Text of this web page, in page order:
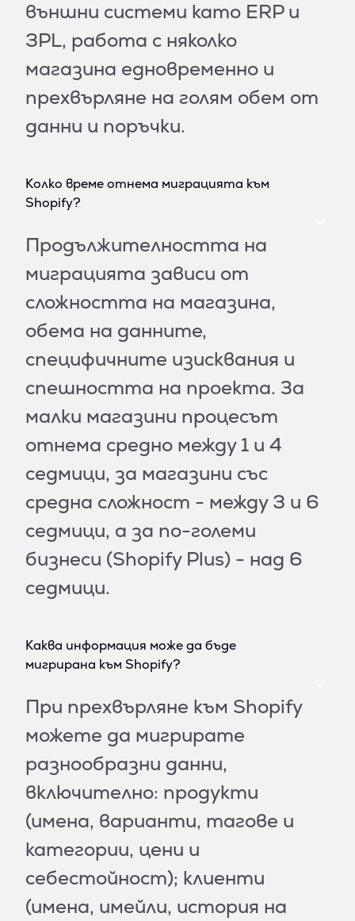
външни системи като ERP и
3PL, работа с няколко
магазина едновременно и
прехвърляне на голям обем от
данни и поръчки.
Колко време отнема миграцията към
Shopify?
Продължителността на
миграцията зависи от
сложността на магазина,
обема на данните,
специфичните изисквания и
спешността на проекта. За
малки магазини процесът
отнема средно между 1 и 4
седмици, за магазини със
средна сложност - между 3 и 6
седмици, а за по-големи
бизнеси (Shopify Plus) - над 6
седмици.
Каква информация може да бъде
мигрирана към Shopify?
При прехвърляне към Shopify
можете да мигрирате
разнообразни данни,
включително: продукти
(имена, варианти, тагове и
категории, цени и
себестойност); клиенти
(имена, имейли, история на